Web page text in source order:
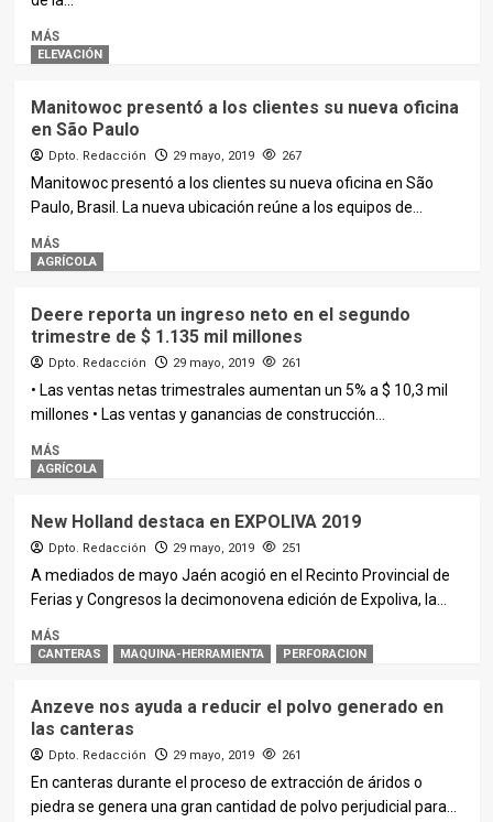
MÁS
ELEVACIÓN
Manitowoc presentó a los clientes su nueva oficina
en São Paulo
Dpto. Redacción 29 mayo, 2019 267
Manitowoc presentó a los clientes su nueva oficina en São
Paulo, Brasil. La nueva ubicación reúne a los equipos de...
MÁS
AGRÍCOLA
Deere reporta un ingreso neto en el segundo
trimestre de $ 1.135 mil millones
Dpto. Redacción 29 mayo, 2019 261
• Las ventas netas trimestrales aumentan un 5% a $ 10,3 mil
millones • Las ventas y ganancias de construcción...
MÁS
AGRÍCOLA
New Holland destaca en EXPOLIVA 2019
Dpto. Redacción 29 mayo, 2019 251
A mediados de mayo Jaén acogió en el Recinto Provincial de
Ferias y Congresos la decimonovena edición de Expoliva, la...
MÁS
CANTERAS MAQUINA-HERRAMIENTA PERFORACION
Anzeve nos ayuda a reducir el polvo generado en
las canteras
Dpto. Redacción 29 mayo, 2019 261
En canteras durante el proceso de extracción de áridos o
piedra se genera una gran cantidad de polvo perjudicial para...